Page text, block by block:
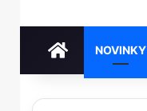
DOMŮNOVINKY